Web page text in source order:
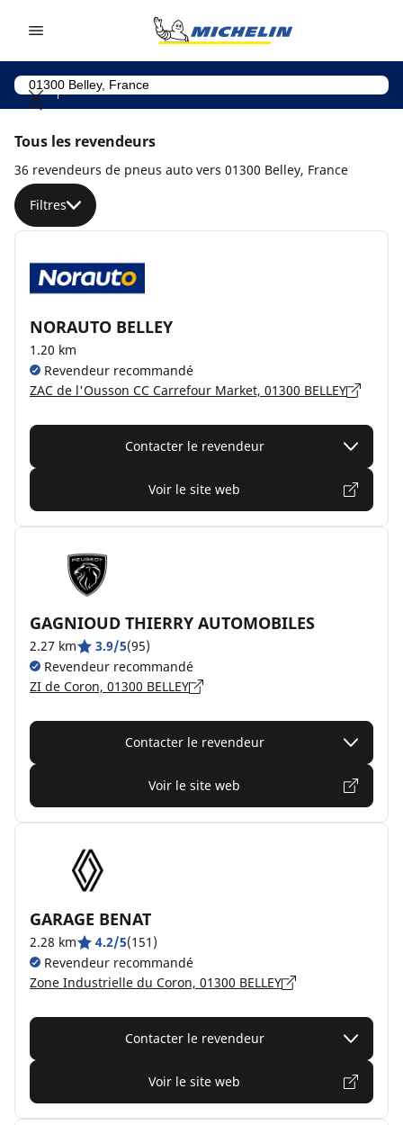
Tous les revendeurs
36 revendeurs de pneus auto vers 01300 Belley, France
Filtres
NORAUTO BELLEY
1.20 km
Revendeur recommandé
ZAC de l'Ousson CC Carrefour Market, 01300 BELLEY
Contacter le revendeur
Voir le site web
GAGNIOUD THIERRY AUTOMOBILES
2.27 km 3.9/5(95)
Revendeur recommandé
ZI de Coron, 01300 BELLEY
Contacter le revendeur
Voir le site web
GARAGE BENAT
2.28 km 4.2/5(151)
Revendeur recommandé
Zone Industrielle du Coron, 01300 BELLEY
Contacter le revendeur
Voir le site web